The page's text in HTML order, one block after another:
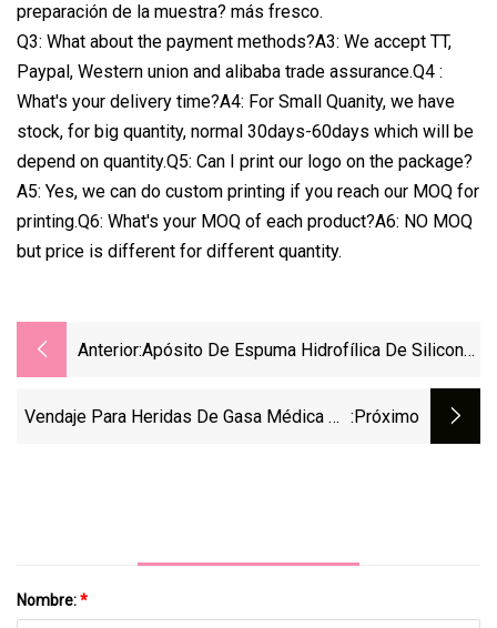
preparación de la muestra? más fresco.
Q3: What about the payment methods?A3: We accept TT,
Paypal, Western union and alibaba trade assurance.Q4 :
What's your delivery time?A4: For Small Quanity, we have
stock, for big quantity, normal 30days-60days which will be
depend on quantity.Q5: Can I print our logo on the package?
A5: Yes, we can do custom printing if you reach our MOQ for
printing.Q6: What's your MOQ of each product?A6: NO MOQ
but price is different for different quantity.
Anterior:Apósito De Espuma Hidrofílica De Silicona
Vendaje Para Heridas De Gasa Médica De :próximo
Nombre:*